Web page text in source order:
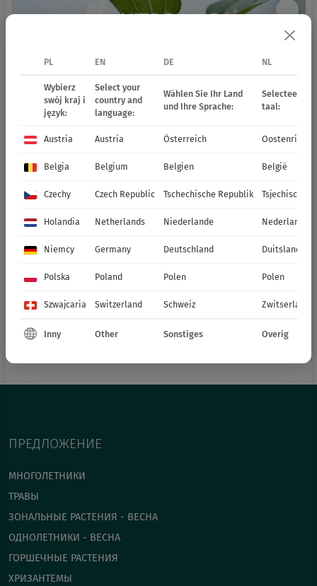
ПРЕДЛОЖЕНИЕ
МНОГОЛЕТНИКИ
ТРАВЫ
ЗОНАЛЬНЫЕ РАСТЕНИЯ - ВЕСНА
ОДНОЛЕТНИКИ - ВЕСНА
ГОРШЕЧНЫЕ РАСТЕНИЯ
ХРИЗАНТЕМЫ
PL EN DE NL
Wybierz
swój kraj i
język:
Select your
country and
language:
Wählen Sie Ihr Land
und Ihre Sprache:
Selecteer uw
taal:
Austria Austria Österreich Oostenrijk
Belgia Belgium Belgien België
Czechy Czech Republic Tschechische Republik Tsjechische
Holandia Netherlands Niederlande Nederland
Niemcy Germany Deutschland Duitsland
Polska Poland Polen Polen
Szwajcaria Switzerland Schweiz Zwitserland
Inny Other Sonstiges Overig